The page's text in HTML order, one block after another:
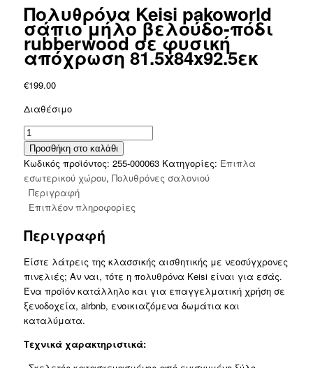
Πολυθρόνα Keisi pakoworld
σάπιο μήλο βελούδο-πόδι
rubberwood σε φυσική
απόχρωση 81.5x84x92.5εκ
€199.00
Διαθέσιμο
Πολυθρόνα
Keisi
pakoworld
σάπιο
μήλο
βελούδο-
rubberwood
φυσική
απόχρωση
81.5x84x92.5εκ
ποσότητα
Προσθήκη στο καλάθι
Κωδικός προϊόντος: 255-000063 Κατηγορίες: Έπιπλα
εσωτερικού χώρου, Πολυθρόνες σαλονιού
Περιγραφή
Επιπλέον πληροφορίες
Περιγραφή
Είστε λάτρεις της κλασσικής αισθητικής με νεοσύγχρονες
πινελιές; Αν ναι, τότε η πολυθρόνα Keisi είναι για εσάς.
Ένα προϊόν κατάλληλο και για επαγγελματική χρήση σε
ξενοδοχεία, airbnb, ενοικιαζόμενα δωμάτια και
καταλύματα.
Τεχνικά χαρακτηριστικά: